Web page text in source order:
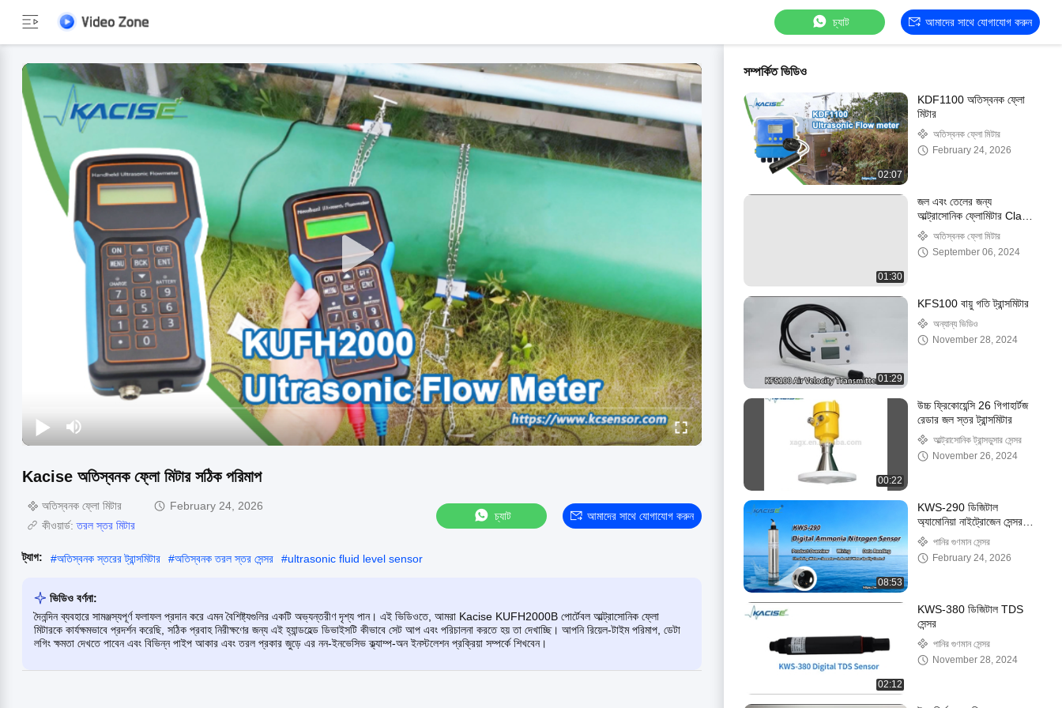
চ্যাট আমাদের সাথে যোগাযোগ করুন
Kacise অতিস্বনক ফ্লো মিটার সঠিক পরিমাপ
অতিস্বনক ফ্লো মিটার
February 24, 2026
কীওয়ার্ড:তরল স্তর মিটার
চ্যাট আমাদের সাথে যোগাযোগ করুন
ট্যাগ: #অতিস্বনক স্তরের ট্রান্সমিটার #অতিস্বনক তরল স্তর সেন্সর #ultrasonic fluid level sensor
ভিডিও বর্ণনা:
দৈনন্দিন ব্যবহারে সামঞ্জস্যপূর্ণ ফলাফল প্রদান করে এমন বৈশিষ্ট্যগুলির একটি অভ্যন্তরীণ দৃশ্য পান। এই ভিডিওতে, আমরা Kacise KUFH2000B পোর্টেবল আল্ট্রাসোনিক ফ্লো
মিটারকে কার্যক্ষমভাবে প্রদর্শন করেছি, সঠিক প্রবাহ নিরীক্ষণের জন্য এই হ্যান্ডহেল্ড ডিভাইসটি কীভাবে সেট আপ এবং পরিচালনা করতে হয় তা দেখাচ্ছি। আপনি রিয়েল-টাইম পরিমাপ, ডেটা
লগিং ক্ষমতা দেখতে পাবেন এবং বিভিন্ন পাইপ আকার এবং তরল প্রকার জুড়ে এর নন-ইনভেসিভ ক্ল্যাম্প-অন ইনস্টলেশন প্রক্রিয়া সম্পর্কে শিখবেন।
সম্পর্কিত ভিডিও
02:07
KDF1100 অতিস্বনক ফ্লো
মিটার
অতিস্বনক ফ্লো মিটার
February 24, 2026
01:30
জল এবং তেলের জন্য
আল্ট্রাসোনিক ফ্লোমিটার Clamp
On Non Contact DN15
DN20 DN25 DN32
DN40
অতিস্বনক ফ্লো মিটার
September 06, 2024
01:29
KFS100 বায়ু গতি ট্রান্সমিটার
অন্যান্য ভিডিও
November 28, 2024
00:22
উচ্চ ফ্রিকোয়েন্সি 26 গিগাহার্টজ
রেডার জল স্তর ট্রান্সমিটার
আল্ট্রাসোনিক ট্রান্সডুসার সেন্সর
November 26, 2024
08:53
KWS-290 ডিজিটাল
অ্যামোনিয়া নাইট্রোজেন সেন্সর
ওভারভিউ, ওয়্যারিং এবং ডেটা
রিডিং
পানির গুণমান সেন্সর
February 24, 2026
02:12
KWS-380 ডিজিটাল TDS
সেন্সর
পানির গুণমান সেন্সর
November 28, 2024